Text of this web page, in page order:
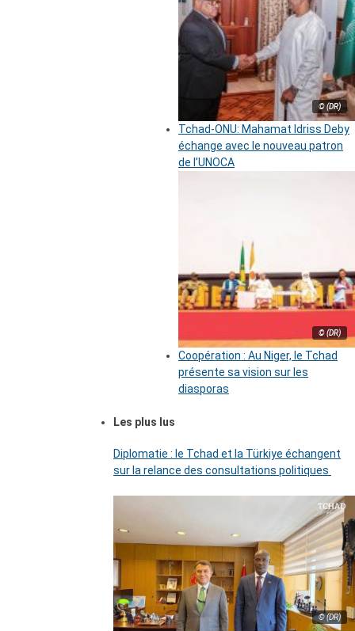
© (DR)
Tchad-ONU: Mahamat Idriss Deby
échange avec le nouveau patron
de l’UNOCA
© (DR)
Coopération : Au Niger, le Tchad
présente sa vision sur les
diasporas
Les plus lus
Diplomatie : le Tchad et la Türkiye échangent
sur la relance des consultations politiques
© (DR)